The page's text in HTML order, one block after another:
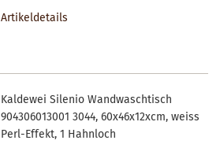
Artikeldetails
Kaldewei Silenio Wandwaschtisch
904306013001 3044, 60x46x12xcm, weiss
Perl-Effekt, 1 Hahnloch